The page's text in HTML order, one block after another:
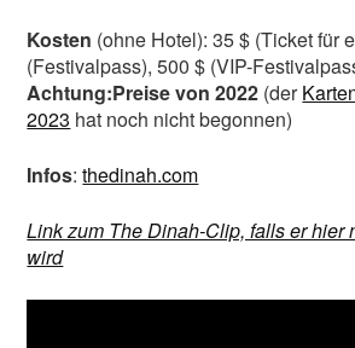
Kosten (ohne Hotel): 35 $ (Ticket für
(Festivalpass), 500 $ (VIP-
Achtung:Preise von 2022 (der
2023 hat noch nicht begonnen)
Infos:thedinah.com
Link zum The Dinah-Clip, falls er hier
wird